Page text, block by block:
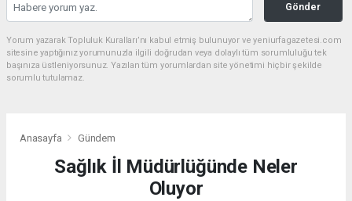
Gönder
Yorum yazarak Topluluk Kuralları’nı kabul etmiş bulunuyor ve yeniurfagazetesi.com
sitesine yaptığınız yorumunuzla ilgili doğrudan veya dolaylı tüm sorumluluğu tek
başınıza üstleniyorsunuz. Yazılan tüm yorumlardan site yönetimi hiçbir şekilde
sorumlu tutulamaz.
Anasayfa Gündem
Sağlık İl Müdürlüğünde Neler
Oluyor